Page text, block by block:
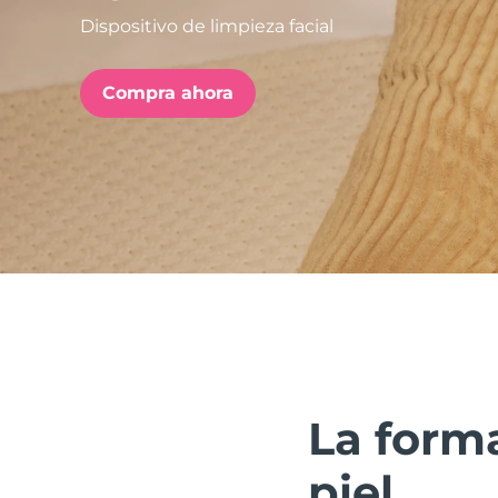
Dispositivo de limpieza facial
Compra ahora
La
issa™ Teeth Whitening Set
FAQ™ Dual LED Panel
POPULAR